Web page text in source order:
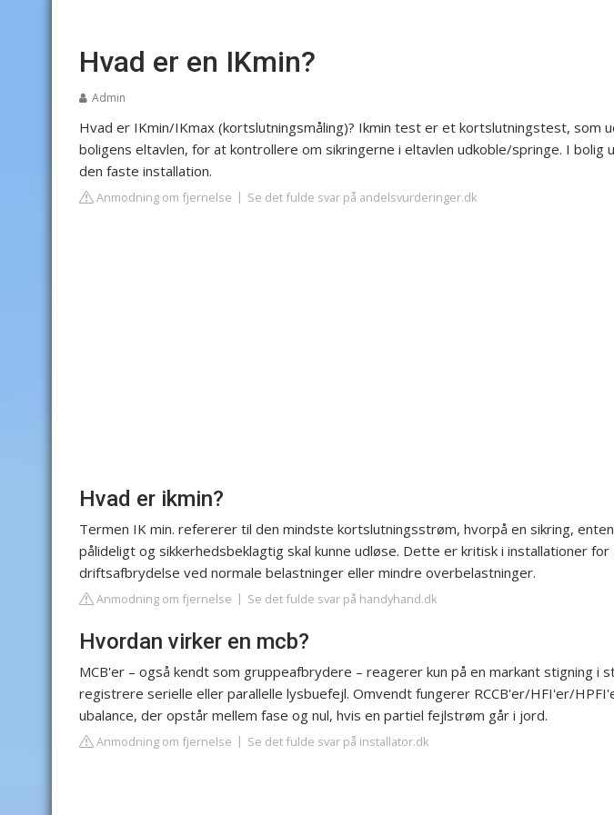
Hvad er en IKmin?
Admin
Hvad er IKmin/IKmax (kortslutningsmåling)? Ikmin test er et kortslutningstest, som
boligens eltavlen, for at kontrollere om sikringerne i eltavlen udkoble/springe. I bolig
den faste installation.
Anmodning om fjernelse Se det fulde svar på andelsvurderinger.dk
Hvad er ikmin?
Termen IK min. refererer til den mindste kortslutningsstrøm, hvorpå en sikring,
pålideligt og sikkerhedsbeklagtig skal kunne udløse. Dette er kritisk i installationer
driftsafbrydelse ved normale belastninger eller mindre overbelastninger.
Anmodning om fjernelse Se det fulde svar på handyhand.dk
Hvordan virker en mcb?
MCB'er – også kendt som gruppeafbrydere – reagerer kun på en markant stigning i
registrere serielle eller parallelle lysbuefejl. Omvendt fungerer RCCB'er/HFI'er/
ubalance, der opstår mellem fase og nul, hvis en partiel fejlstrøm går i jord.
Anmodning om fjernelse Se det fulde svar på installator.dk